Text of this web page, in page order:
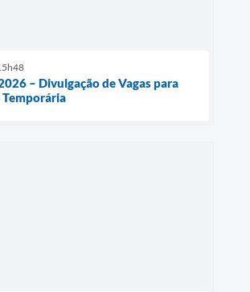
– Divulgação de Vagas para